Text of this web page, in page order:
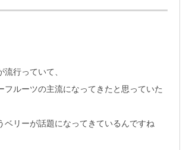
行っていて、
フルーツの主流になってきたと思っていた
ベリーが話題になってきているんですね